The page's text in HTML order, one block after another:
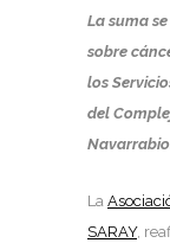
La suma
sobre
los
del
La
SARAY,